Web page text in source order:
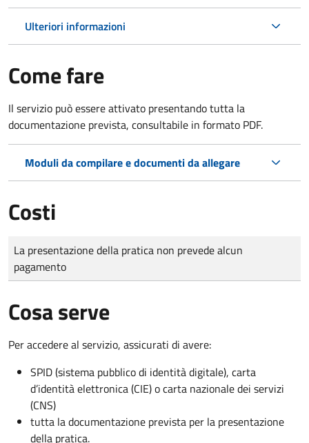
Ulteriori informazioni
Come fare
Il servizio può essere attivato presentando tutta la
documentazione prevista, consultabile in formato PDF.
Moduli da compilare e documenti da allegare
Costi
Tipo di pagamento
Importo
La presentazione della pratica non prevede alcun
pagamento
Cosa serve
Per accedere al servizio, assicurati di avere:
SPID (sistema pubblico di identità digitale), carta
d’identità elettronica (CIE) o carta nazionale dei servizi
(CNS)
tutta la documentazione prevista per la presentazione
della pratica.